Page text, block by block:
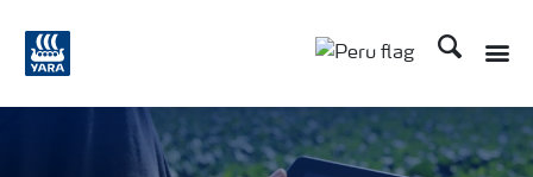
Buscar